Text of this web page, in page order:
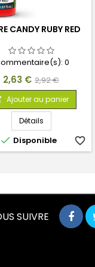
CANDY RUBY RED
0
Prix
2,63 € Prix
de
base
2,92 €
Ajouter au panier
Détails
 Disponible favorite_border
SUIVRE